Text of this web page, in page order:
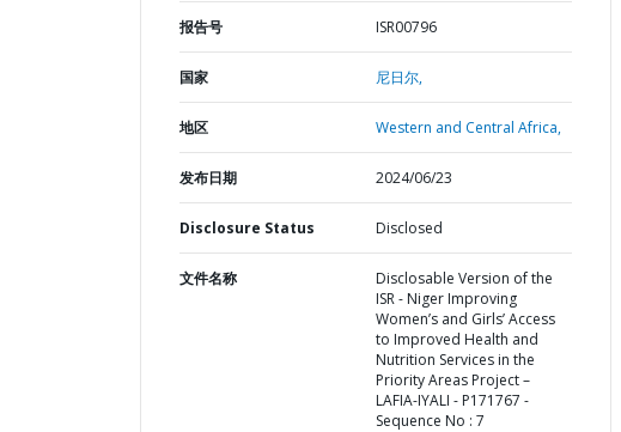
报告号 ISR00796
国家 尼日尔,
地区 Western and Central Africa,
发布日期 2024/06/23
Disclosure Status Disclosed
文件名称
Disclosable Version of the
ISR - Niger Improving
Women’s and Girls’ Access
to Improved Health and
Nutrition Services in the
Priority Areas Project –
LAFIA-IYALI - P171767 -
Sequence No : 7